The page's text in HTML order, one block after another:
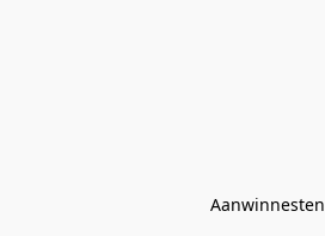
Aanwinnesten